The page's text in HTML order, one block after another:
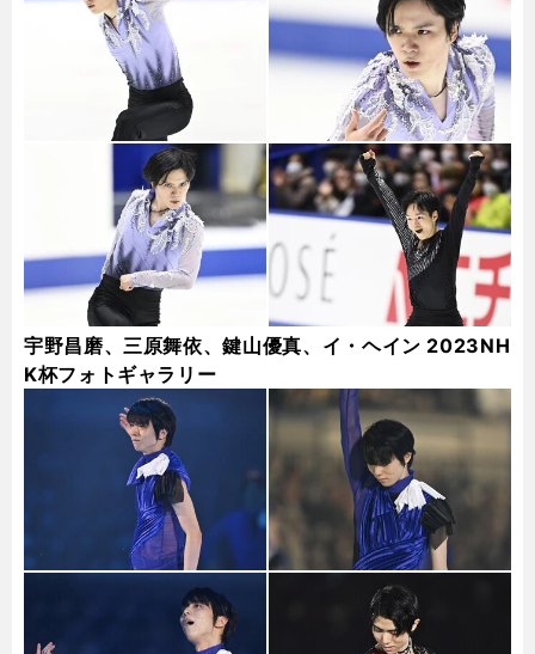
宇野昌磨、三原舞依、鍵山優真、イ・ヘイン 2023NH
K杯フォトギャラリー